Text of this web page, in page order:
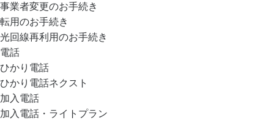
事業者変更のお手続き
転用のお手続き
光回線再利用のお手続き
電話
ひかり電話
ひかり電話ネクスト
加入電話
加入電話・ライトプラン